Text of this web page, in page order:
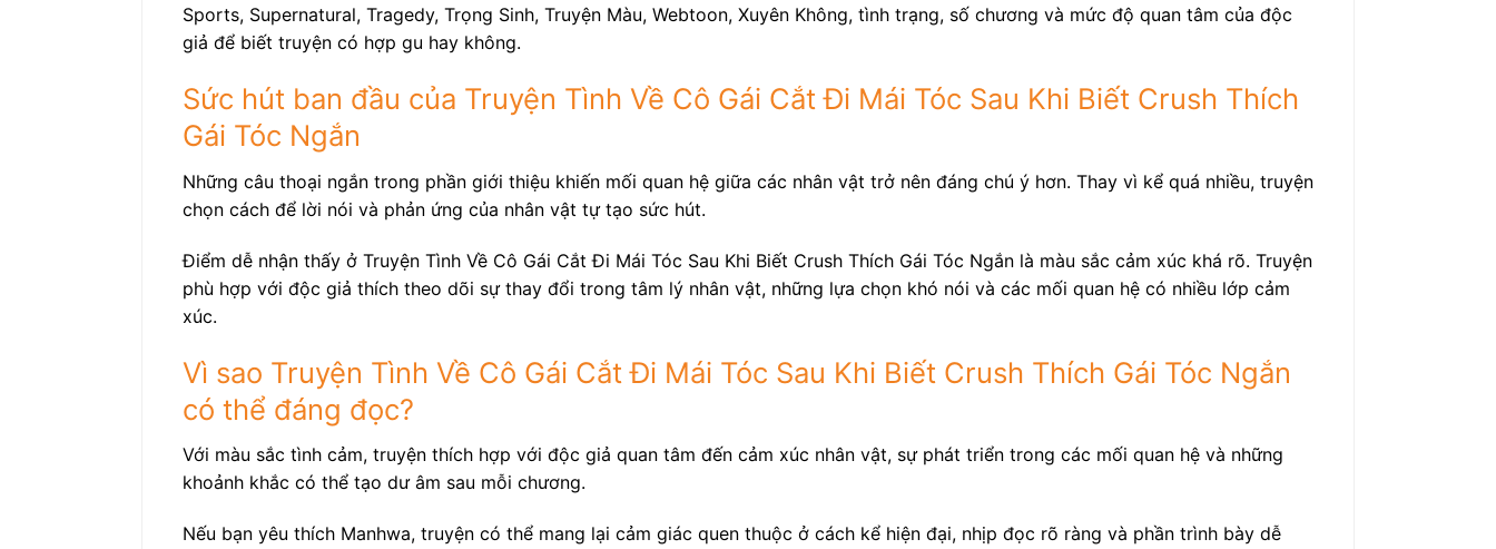
Sports, Supernatural, Tragedy, Trọng Sinh, Truyện Màu, Webtoon, Xuyên Không, tình trạng, số chương và mức độ quan tâm của độc
giả để biết truyện có hợp gu hay không.
Sức hút ban đầu của Truyện Tình Về Cô Gái Cắt Đi Mái Tóc Sau Khi Biết Crush Thích
Gái Tóc Ngắn
Những câu thoại ngắn trong phần giới thiệu khiến mối quan hệ giữa các nhân vật trở nên đáng chú ý hơn. Thay vì kể quá nhiều, truyện
chọn cách để lời nói và phản ứng của nhân vật tự tạo sức hút.
Điểm dễ nhận thấy ở Truyện Tình Về Cô Gái Cắt Đi Mái Tóc Sau Khi Biết Crush Thích Gái Tóc Ngắn là màu sắc cảm xúc khá rõ. Truyện
phù hợp với độc giả thích theo dõi sự thay đổi trong tâm lý nhân vật, những lựa chọn khó nói và các mối quan hệ có nhiều lớp cảm
xúc.
Vì sao Truyện Tình Về Cô Gái Cắt Đi Mái Tóc Sau Khi Biết Crush Thích Gái Tóc Ngắn
có thể đáng đọc?
Với màu sắc tình cảm, truyện thích hợp với độc giả quan tâm đến cảm xúc nhân vật, sự phát triển trong các mối quan hệ và những
khoảnh khắc có thể tạo dư âm sau mỗi chương.
Nếu bạn yêu thích Manhwa, truyện có thể mang lại cảm giác quen thuộc ở cách kể hiện đại, nhịp đọc rõ ràng và phần trình bày dễ